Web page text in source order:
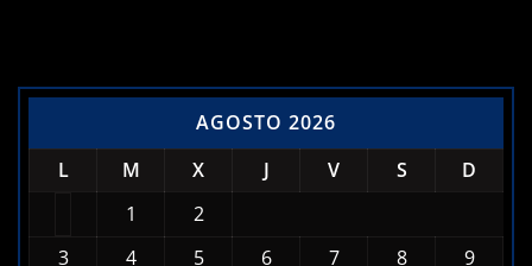
AGOSTO 2026
L
M X J V S
D
1
2
3
4 5 6 7 8 9